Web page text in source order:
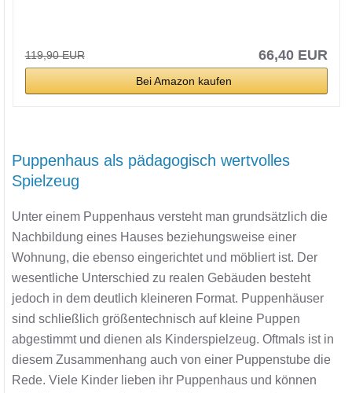
119,90 EUR 66,40 EUR
Bei Amazon kaufen
Puppenhaus als pädagogisch wertvolles
Spielzeug
Unter einem Puppenhaus versteht man grundsätzlich die
Nachbildung eines Hauses beziehungsweise einer
Wohnung, die ebenso eingerichtet und möbliert ist. Der
wesentliche Unterschied zu realen Gebäuden besteht
jedoch in dem deutlich kleineren Format. Puppenhäuser
sind schließlich größentechnisch auf kleine Puppen
abgestimmt und dienen als Kinderspielzeug. Oftmals ist in
diesem Zusammenhang auch von einer Puppenstube die
Rede. Viele Kinder lieben ihr Puppenhaus und können